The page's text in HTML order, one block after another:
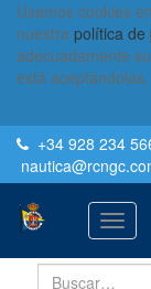
Usamos cookies
nuestra política de
adecuadamente
está aceptándolas.
+34 928 234
nautica
Activar